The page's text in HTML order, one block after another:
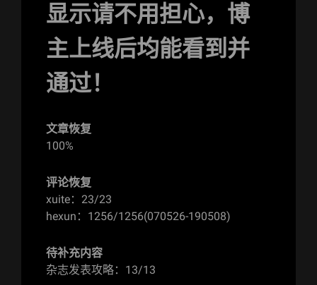
显示请不用担心，博
主上线后均能看到并
通过！
文章恢复
100%
评论恢复
xuite：23/23
hexun：1256/1256(070526-190508)
待补充内容
杂志发表攻略：13/13